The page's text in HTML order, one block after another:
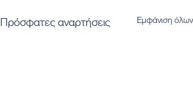
Πρόσφατες αναρτήσεις Εμφάνιση όλων